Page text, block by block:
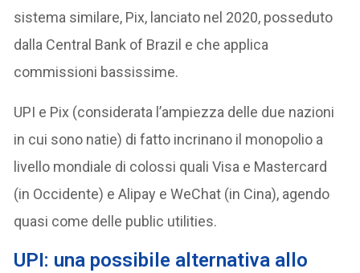
sistema similare, Pix, lanciato nel 2020, posseduto
dalla Central Bank of Brazil e che applica
commissioni bassissime.
UPI e Pix (considerata l’ampiezza delle due nazioni
in cui sono natie) di fatto incrinano il monopolio a
livello mondiale di colossi quali Visa e Mastercard
(in Occidente) e Alipay e WeChat (in Cina), agendo
quasi come delle public utilities.
UPI: una possibile alternativa allo